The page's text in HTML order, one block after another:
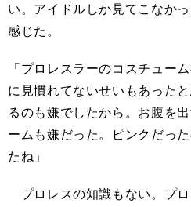
い。アイドルしか見てこなか
感じた。
「プロレスラーのコスチュー
に見慣れてないせいもあった
るのも嫌でしたから。お腹を
ームも嫌だった。ピンクだっ
たね」
プロレスの知識もない。プ